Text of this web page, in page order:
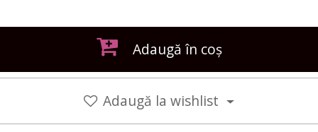
Adaugă în coș
Adaugă la wishlist